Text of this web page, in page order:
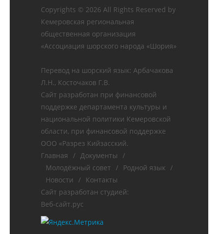
Copyrights © 2026 All Rights Reserved by
Кемеровская региональная
общественная организация
«Ассоциация шорского народа «Шория»
Перевод на шорский язык: Арбачакова
Л.Н., Косточаков Г.В.
Сайт разработан при финансовой
поддержке департамента культуры и
национальной политики Кемеровской
области, при финансовой поддержке
ООО «Разрез Кийзасский.
Главная / Документы /
Молодёжный совет / Родной язык /
Новости / Контакты
Сайт разработан студией:
Веб-сайт.рус